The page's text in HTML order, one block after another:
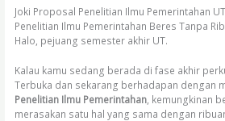
Joki Proposal Penelitian Ilmu Pemerintahan
Penelitian Ilmu Pemerintahan Beres Tanpa
Halo, pejuang semester akhir UT.
Kalau kamu sedang berada di fase akhir
Terbuka dan sekarang berhadapan dengan
Penelitian Ilmu Pemerintahan , kemungkinan
merasakan satu hal yang sama dengan